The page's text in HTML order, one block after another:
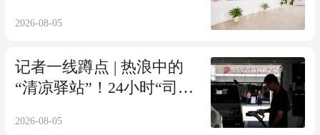
2026-08-05
记者一线蹲点 | 热浪中的
“清凉驿站”！24小时“司机
2026-08-05